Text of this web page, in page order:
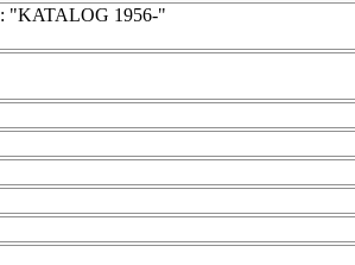
"KATALOG 1956-"